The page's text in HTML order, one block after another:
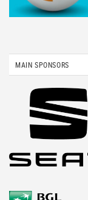
MAIN SPONSORS